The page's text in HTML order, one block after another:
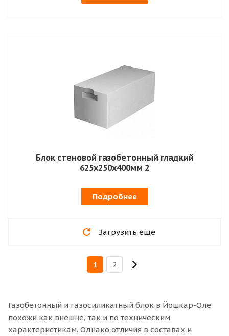
Блок стеновой газобетонный гладкий
625х250х400мм 2
Подробнее
Загрузить еще
1 2
Газобетонный и газосиликатный блок в Йошкар-Оле
похожи как внешне, так и по техническим
характеристикам. Однако отличия в составах и